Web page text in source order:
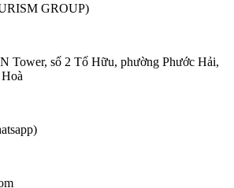
GROUP)
Tower, số 2 Tố Hữu, phường Phước Hải,